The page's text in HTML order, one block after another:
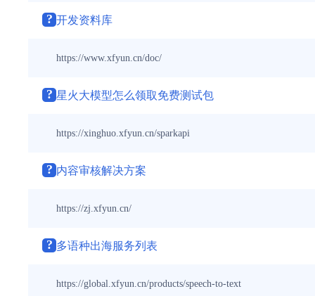
? 开发资料库
https://www.xfyun.cn/doc/
? 星火大模型怎么领取免费测试包
https://xinghuo.xfyun.cn/sparkapi
? 内容审核解决方案
https://zj.xfyun.cn/
? 多语种出海服务列表
https://global.xfyun.cn/products/speech-to-text